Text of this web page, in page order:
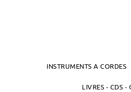
INSTRUMENTS A CORDES
LIVRES - CDS -